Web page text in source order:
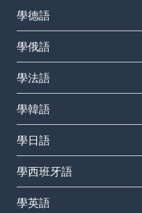
學德語
學俄語
學法語
學韓語
學日語
學西班牙語
學英語